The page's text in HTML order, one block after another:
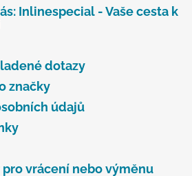
Inlinespecial - Vaše cesta k
dotazy
značky
údajů
vrácení nebo výměnu